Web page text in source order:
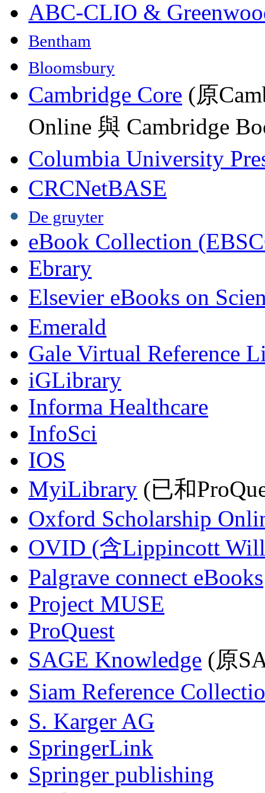
ABC-CLIO &
Bentham
Bloomsbury
Cambridge Core (原
Online 與 Cambridge
Columbia University
CRCNetBASE
De gruyter
eBook Collection
Ebrary
Elsevier eBooks on
Emerald
Gale Virtual Reference
iGLibrary
Informa Healthcare
InfoSci
IOS
MyiLibrary (已和
Oxford Scholarship
OVID (含Lippincott
Palgrave connect eBooks
Project MUSE
ProQuest
SAGE Knowledge (原
Siam Reference
S. Karger AG
SpringerLink
Springer publishing